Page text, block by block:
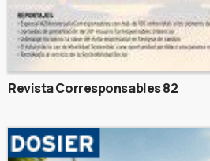
Revista Corresponsables 82